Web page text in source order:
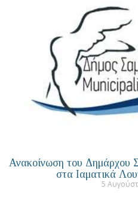
Ανακοίνωση του Δημάρχου
στα Ιαματικά
5